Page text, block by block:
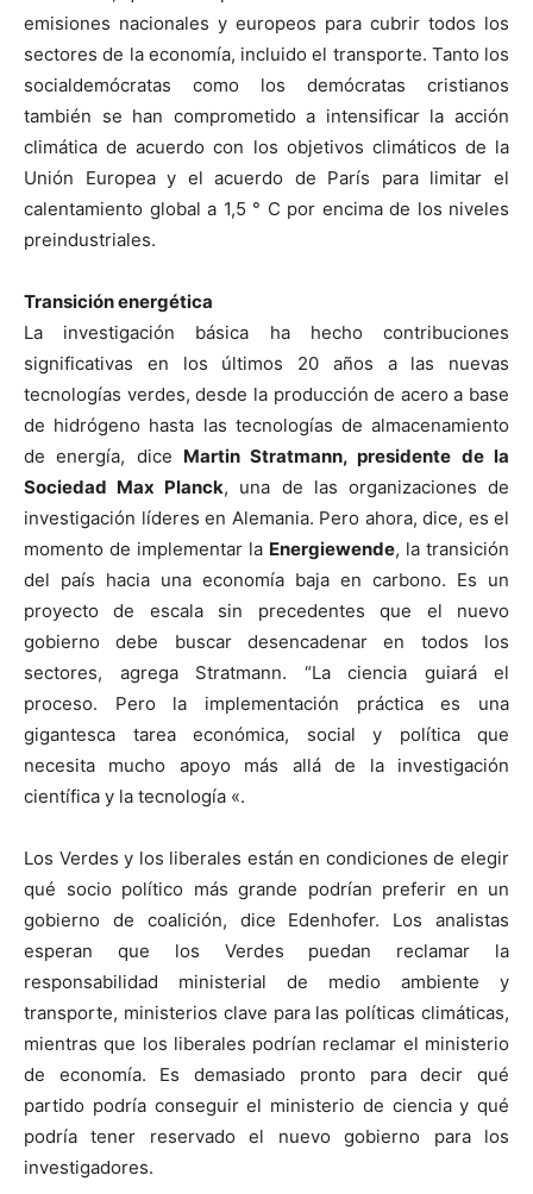
emisiones nacionales y europeos para cubrir todos los
sectores de la economía, incluido el transporte. Tanto los
socialdemócratas como los demócratas cristianos
también se han comprometido a intensificar la acción
climática de acuerdo con los objetivos climáticos de la
Unión Europea y el acuerdo de París para limitar el
calentamiento global a 1,5 ° C por encima de los niveles
preindustriales.
Transición energética
La investigación básica ha hecho contribuciones
significativas en los últimos 20 años a las nuevas
tecnologías verdes, desde la producción de acero a base
de hidrógeno hasta las tecnologías de almacenamiento
de energía, dice Martin Stratmann, presidente de la
Sociedad Max Planck, una de las organizaciones de
investigación líderes en Alemania. Pero ahora, dice, es el
momento de implementar la Energiewende, la transición
del país hacia una economía baja en carbono. Es un
proyecto de escala sin precedentes que el nuevo
gobierno debe buscar desencadenar en todos los
sectores, agrega Stratmann. “La ciencia guiará el
proceso. Pero la implementación práctica es una
gigantesca tarea económica, social y política que
necesita mucho apoyo más allá de la investigación
científica y la tecnología «.
Los Verdes y los liberales están en condiciones de elegir
qué socio político más grande podrían preferir en un
gobierno de coalición, dice Edenhofer. Los analistas
esperan que los Verdes puedan reclamar la
responsabilidad ministerial de medio ambiente y
transporte, ministerios clave para las políticas climáticas,
mientras que los liberales podrían reclamar el ministerio
de economía. Es demasiado pronto para decir qué
partido podría conseguir el ministerio de ciencia y qué
podría tener reservado el nuevo gobierno para los
investigadores.